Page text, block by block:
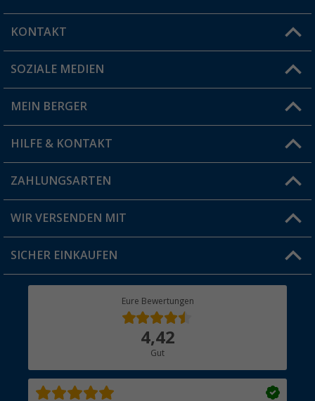
KONTAKT
Du hast eine Frage?
Filiale finden
SOZIALE MEDIEN
MEIN BERGER
Vorteilskarte
Blog
Jobs & Karriere
HILFE & KONTAKT
FAQ & Kontakt
Versandinformationen
Rücksendung
ZAHLUNGSARTEN
WIR VERSENDEN MIT
SICHER EINKAUFEN
Eure Bewertungen
4,42
Gut